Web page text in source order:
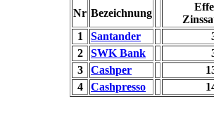
Nr Bezeichnung
1
Santander
2
SWK Bank
3
Cashper
4
Cashpresso